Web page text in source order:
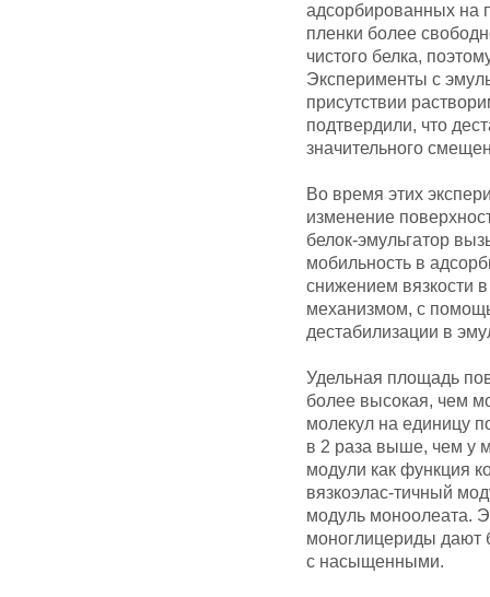
адсорбированных на
пленки более
чистого белка,
Эксперименты с
присутствии
подтвердили, что
значительного
Во время этих
изменение
белок-эмульгатор
мобильность в
снижением вязкости
механизмом, с
дестабилизации в
Удельная площадь
более высокая, чем
молекул на единицу
в 2 раза выше, чем у
модули как функция
вязкоэлас-тичный
модуль моноолеата.
моноглицериды дают
с насыщенными.